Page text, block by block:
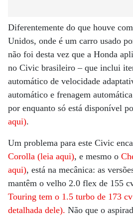
Diferentemente do que houve
Unidos, onde é um carro usado
não foi desta vez que a Honda
no Civic brasileiro – que inclui
automático de velocidade
automático e frenagem
por enquanto só está disponível
aqui).
Um problema para este Civic
Corolla (leia aqui), e mesmo o
aqui), está na mecânica: as
mantêm o velho 2.0 flex de 155
Touring tem o 1.5 turbo de 173
detalhada dele). Não que o